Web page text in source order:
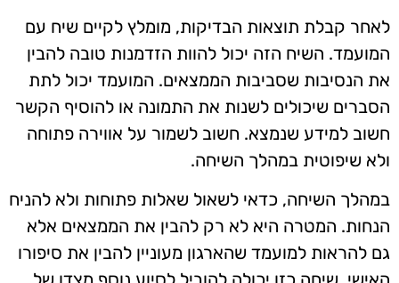
לאחר קבלת תוצאות הבדיקות, מומלץ לקיים שיח עם
המועמד. השיח הזה יכול להוות הזדמנות טובה להבין
את הנסיבות שסביבות הממצאים. המועמד יכול לתת
הסברים שיכולים לשנות את התמונה או להוסיף הקשר
חשוב למידע שנמצא. חשוב לשמור על אווירה פתוחה
ולא שיפוטית במהלך השיחה.
במהלך השיחה, כדאי לשאול שאלות פתוחות ולא להניח
הנחות. המטרה היא לא רק להבין את הממצאים אלא
גם להראות למועמד שהארגון מעוניין להבין את סיפורו